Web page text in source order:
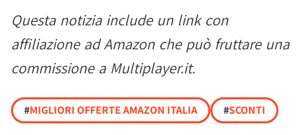
Questa notizia include un link con
affiliazione ad Amazon che può fruttare una
commissione a Multiplayer.it.
#MIGLIORI OFFERTE AMAZON ITALIA #SCONTI